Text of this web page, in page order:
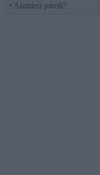
• Aizmirsi paroli?